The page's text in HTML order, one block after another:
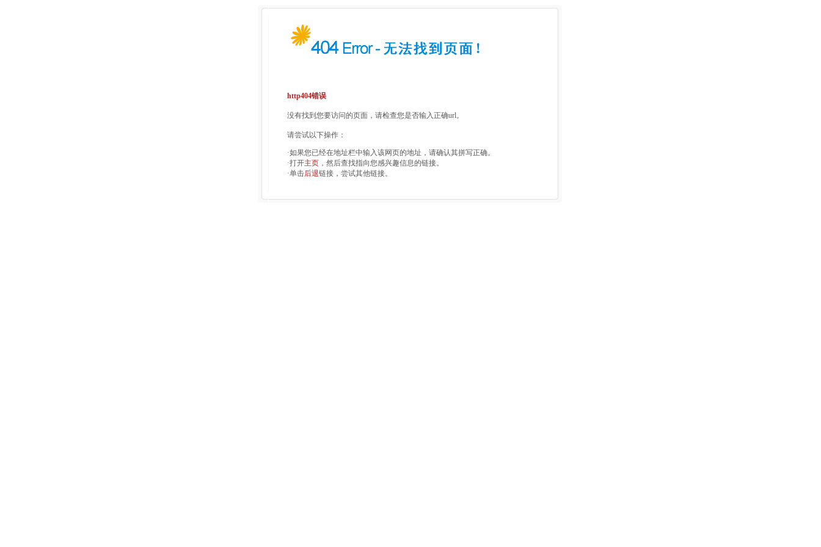
http404错误
没有找到您要访问的页面，请检查您是否输入正确url。
请尝试以下操作：
·如果您已经在地址栏中输入该网页的地址，请确认其拼写正确。
·打开主页 ，然后查找指向您感兴趣信息的链接。
·单击后退链接，尝试其他链接。